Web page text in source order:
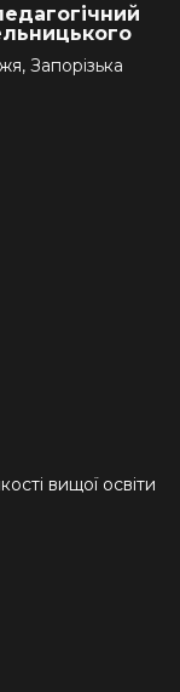
Запорізька
вищої освіти